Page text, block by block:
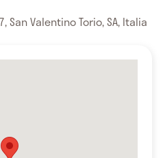
San Valentino Torio, SA, Italia